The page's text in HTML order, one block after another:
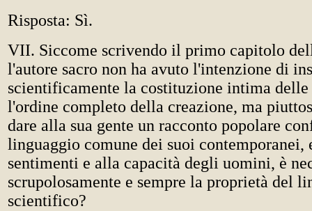
Risposta: Sì.
VII. Siccome scrivendo il primo capitolo
l'autore sacro non ha avuto l'intenzione di
scientificamente la costituzione intima
l'ordine completo della creazione, ma
dare alla sua gente un racconto popolare
linguaggio comune dei suoi contemporanei,
sentimenti e alla capacità degli uomini, è
scrupolosamente e sempre la proprietà del
scientifico?